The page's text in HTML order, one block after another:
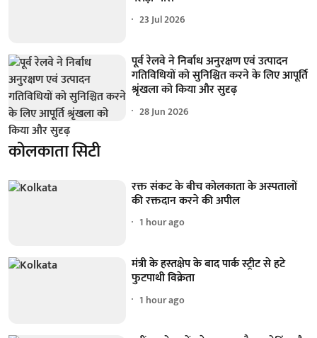
23 Jul 2026
पूर्व रेलवे ने निर्बाध अनुरक्षण एवं उत्पादन
गतिविधियों को सुनिश्चित करने के लिए आपूर्ति
श्रृंखला को किया और सुदृढ़
28 Jun 2026
कोलकाता सिटी
रक्त संकट के बीच कोलकाता के अस्पतालों
की रक्तदान करने की अपील
1 hour ago
मंत्री के हस्तक्षेप के बाद पार्क स्ट्रीट से हटे
फुटपाथी विक्रेता
1 hour ago